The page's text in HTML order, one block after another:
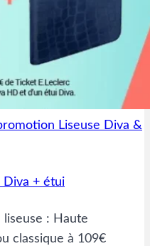
Liseuse Diva &
Diva + étui
liseuse : Haute
classique à 109€